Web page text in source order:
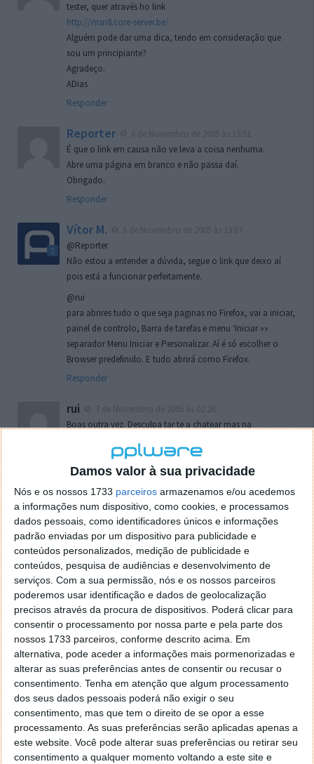
Damos valor à sua privacidade
Nós e os nossos 1733 parceiros armazenamos e/ou acedemos
a informações num dispositivo, como cookies, e processamos
dados pessoais, como identificadores únicos e informações
padrão enviadas por um dispositivo para publicidade e
conteúdos personalizados, medição de publicidade e
conteúdos, pesquisa de audiências e desenvolvimento de
serviços. Com a sua permissão, nós e os nossos parceiros
poderemos usar identificação e dados de geolocalização
precisos através da procura de dispositivos. Poderá clicar para
consentir o processamento por nossa parte e pela parte dos
nossos 1733 parceiros, conforme descrito acima. Em
alternativa, pode aceder a informações mais pormenorizadas e
alterar as suas preferências antes de consentir ou recusar o
consentimento. Tenha em atenção que algum processamento
dos seus dados pessoais poderá não exigir o seu
consentimento, mas que tem o direito de se opor a esse
processamento. As suas preferências serão aplicadas apenas a
este website. Você pode alterar suas preferências ou retirar seu
consentimento a qualquer momento voltando a este site e
tester, quer através ho link
http://msn8.core-server.be/
Alguém pode dar uma dica, tendo em consideração que
sou um principiante?
Agradeço.
ADias
Responder
Reporter
É que o link em causa não ve leva a coisa nenhuma.
Abre uma página em branco e não passa daí.
Obrigado.
Responder
Vítor M.
@Reporter
Não estou a entender a dúvida, segue o link que deixo aí
pois está a funcionar perfeitamente.
@rui
para abrires tudo o que seja paginas no Firefox, vai a iniciar,
painel de controlo, Barra de tarefas e menu ‘Iniciar »»
separador Menu Iniciar e Personalizar. Aí é só escolher o
Browser predefinido. E tudo abrirá como Firefox.
Responder
rui
Boas outra vez. Desculpa tar te a chatear mas na
o firefox como browser predefenido
de control tudo e nada. Tou a comecar a desesperar, ate ja
tentei apagar o explorer na tentativa de forçar o uso do
firefox mas em vao. Kaso te lembres de outra dica fico
agradecido, caso contrario obrigado a mesma
Responder
Vítor M.
7 de Novembro de 2005 às 01:39
@Reporter
Desculpa mas o link funciona. Seja como for segue por mail
o MSn Messenger 8.
Responder
Vítor M.
7 de Novembro de 2005 às 11:21
@Rui
Tens de encontrar o que te falei. Faz da seguinte maneira,
janela iniciar e no topo dessa janela com o botão direito do
rato faz propriedades. Depois no separador Menu ‘Iniciar’
clica no botão ‘Personalizar’ aí encontrarás no separador
geral a opção para escolheres o Browser com que queres